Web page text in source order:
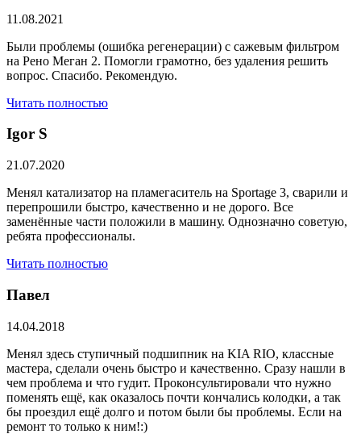
11.08.2021
Были проблемы (ошибка регенерации) с сажевым фильтром
на Рено Меган 2. Помогли грамотно, без удаления решить
вопрос. Спасибо. Рекомендую.
Читать полностью
​Igor S
21.07.2020
Менял катализатор на пламегаситель на Sportage 3, сварили и
перепрошили быстро, качественно и не дорого. Все
заменённые части положили в машину. Однозначно советую,
ребята профессионалы.
Читать полностью
Павел
14.04.2018
Менял здесь ступичный подшипник на KIA RIO, классные
мастера, сделали очень быстро и качественно. Сразу нашли в
чем проблема и что гудит. Проконсультировали что нужно
поменять ещё, как оказалось почти кончались колодки, а так
бы проездил ещё долго и потом были бы проблемы. Если на
ремонт то только к ним!:)